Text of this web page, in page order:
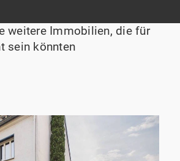
weitere Immobilien, die für
sein könnten